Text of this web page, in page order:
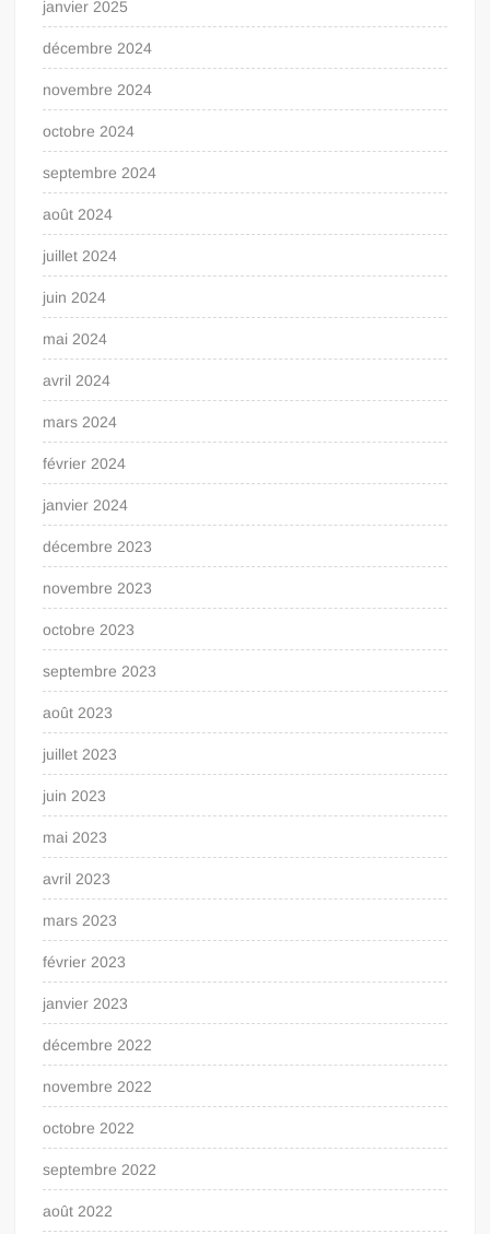
janvier 2025
décembre 2024
novembre 2024
octobre 2024
septembre 2024
août 2024
juillet 2024
juin 2024
mai 2024
avril 2024
mars 2024
février 2024
janvier 2024
décembre 2023
novembre 2023
octobre 2023
septembre 2023
août 2023
juillet 2023
juin 2023
mai 2023
avril 2023
mars 2023
février 2023
janvier 2023
décembre 2022
novembre 2022
octobre 2022
septembre 2022
août 2022